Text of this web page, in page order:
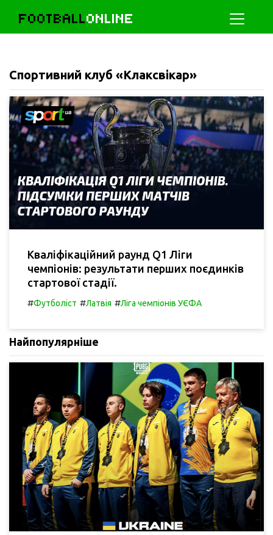
FOOTBALLONLINE
Спортивний клуб «Клаксвікар»
Кваліфікаційний раунд Q1 Ліги
чемпіонів: результати перших поєдинків
стартової стадії.
#Футболіст #Латвія #Ліга чемпіонів УЄФА
Найпопулярніше